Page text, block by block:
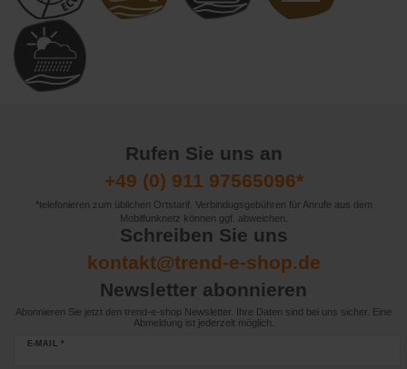
Rufen Sie uns an
+49 (0) 911 97565096*
*telefonieren zum üblichen Ortstarif. Verbindugsgebühren für Anrufe aus dem
Mobilfunknetz können ggf. abweichen.
Schreiben Sie uns
kontakt@trend-e-shop.de
Newsletter abonnieren
Abonnieren Sie jetzt den trend-e-shop Newsletter. Ihre Daten sind bei uns sicher. Eine
Abmeldung ist jederzeit möglich.
E-MAIL *